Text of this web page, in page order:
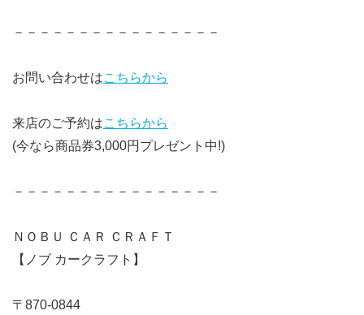
－－－－－－－－－－－－－－－－
お問い合わせはこちらから
来店のご予約はこちらから
(今なら商品券3,000円プレゼント中!)
－－－－－－－－－－－－－－－－
ＮＯＢＵ ＣＡＲ ＣＲＡＦＴ
【ノブ カークラフト】
〒870-0844